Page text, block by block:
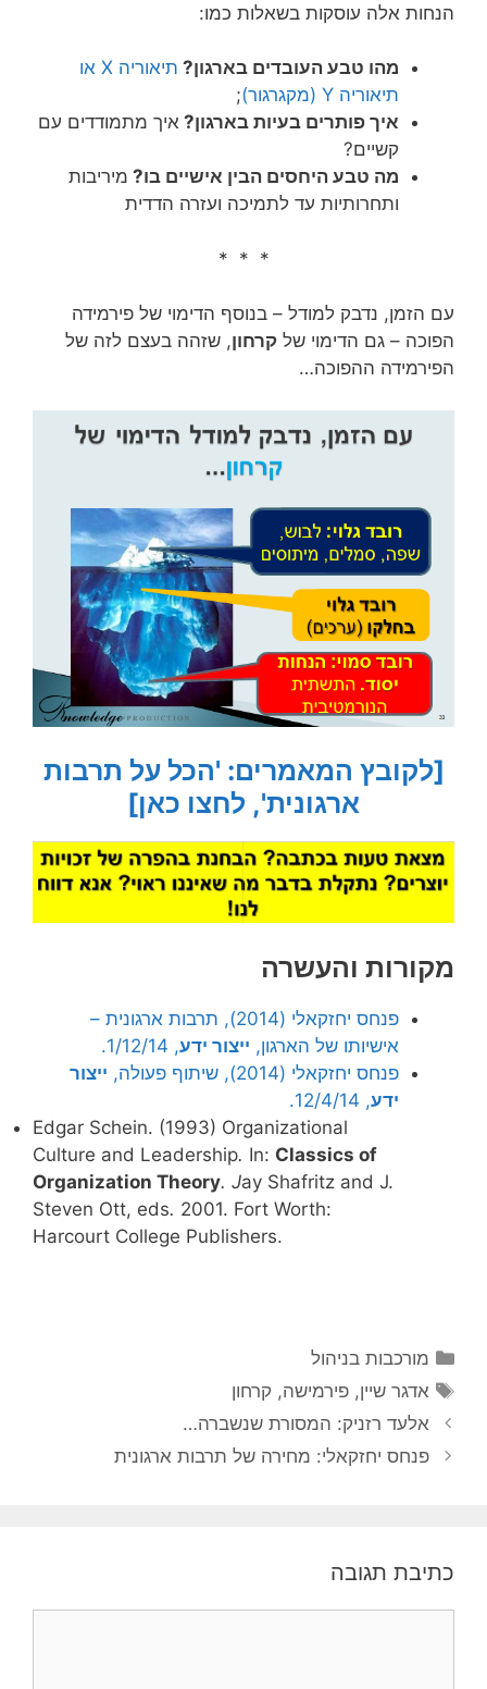
הנחות אלה עוסקות בשאלות כמו:
מהו טבע העובדים בארגון?
תיאוריה X או
תיאוריה Y (מקגרגור)
;
איך פותרים בעיות בארגון? איך מתמודדים עם
קשיים?
מה טבע היחסים הבין אישיים בו? מיריבות
ותחרותיות עד לתמיכה ועזרה הדדית
* * *
עם הזמן, נדבק למודל – בנוסף הדימוי של פירמידה
הפוכה – גם הדימוי של קרחון, שזהה בעצם לזה של
הפירמידה ההפוכה…
[לקובץ המאמרים: 'הכל על תרבות
ארגונית', לחצו כאן]
מקורות והעשרה
פנחס יחזקאלי (2014), תרבות ארגונית –
אישיותו של הארגון, ייצור ידע, 1/12/14.
פנחס יחזקאלי (2014), שיתוף פעולה,
ייצור
ידע, 12/4/14.
Edgar Schein. (1993) Organizational
Culture and Leadership. In: Classics of
Organization Theory. Jay Shafritz and J.
Steven Ott, eds. 2001. Fort Worth:
Harcourt College Publishers.
קטגוריות
מורכבות בניהול
תגיות
אדגר שיין,פירמישה, קרחון
אלעד רזניק: המסורת שנשברה…
פנחס יחזקאלי: מחירה של תרבות ארגונית
כתיבת תגובה